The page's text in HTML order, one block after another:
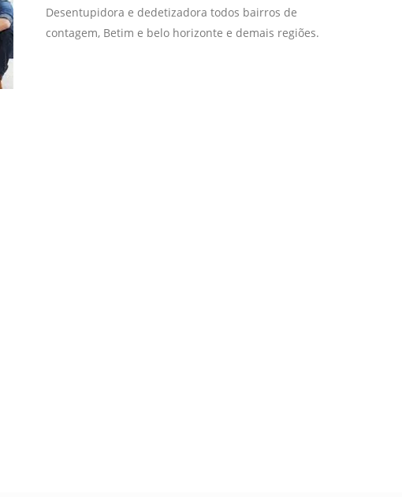
Desentupidora e dedetizadora todos bairros de
contagem, Betim e belo horizonte e demais regiões.